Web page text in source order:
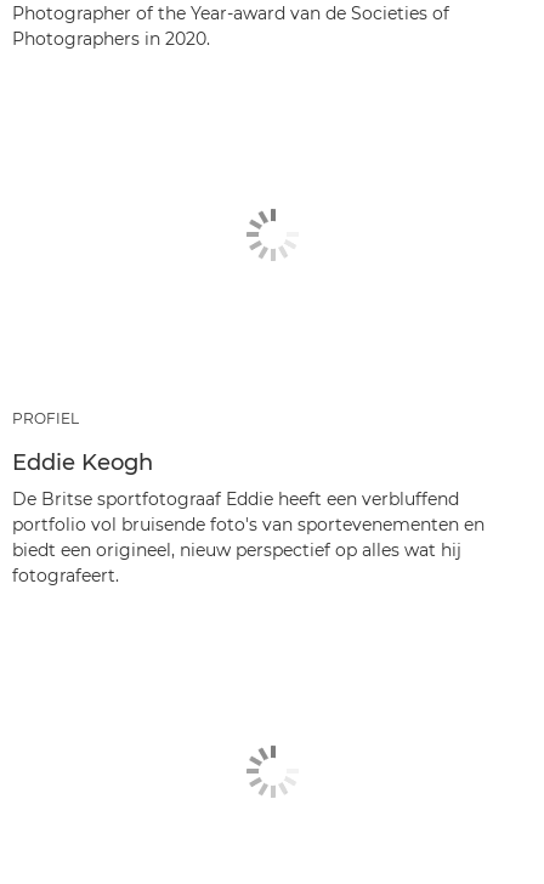
Photographer of the Year-award van de Societies of
Photographers in 2020.
PROFIEL
Eddie Keogh
De Britse sportfotograaf Eddie heeft een verbluffend
portfolio vol bruisende foto's van sportevenementen en
biedt een origineel, nieuw perspectief op alles wat hij
fotografeert.